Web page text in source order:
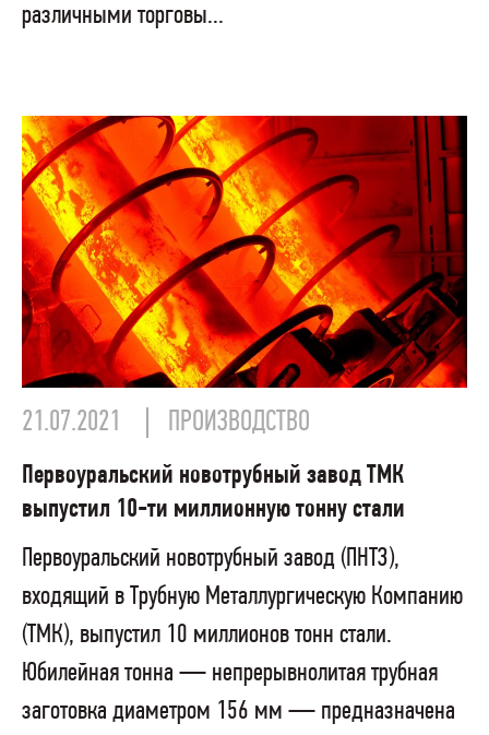
различными торговы...
21.07.2021 ПРОИЗВОДСТВО
Первоуральский новотрубный завод ТМК
выпустил 10-ти миллионную тонну стали
Первоуральский новотрубный завод (ПНТЗ),
входящий в Трубную Металлургическую Компанию
(ТМК), выпустил 10 миллионов тонн стали.
Юбилейная тонна — непрерывнолитая трубная
заготовка диаметром 156 мм — предназначена